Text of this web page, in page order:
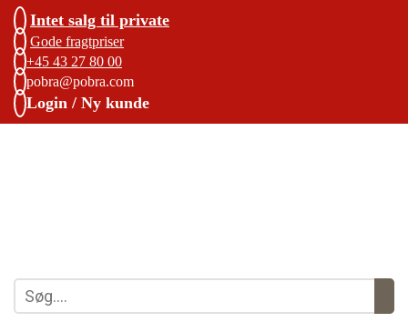
Intet salg til private
Gode fragtpriser
+45 43 27 80 00
pobra@pobra.com
Login / Ny kunde